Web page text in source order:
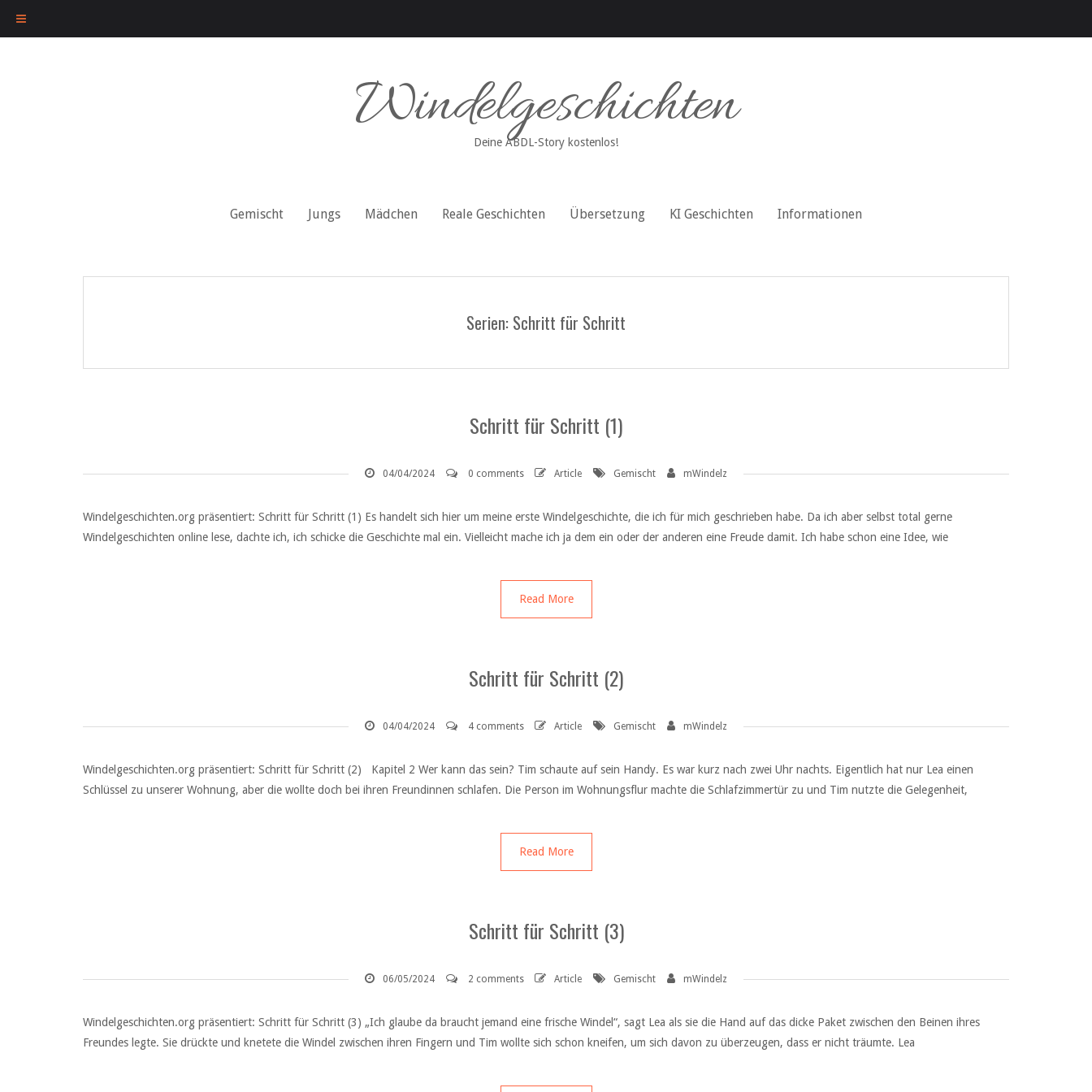
Windelgeschichten
Deine ABDL-Story kostenlos!
Gemischt Jungs Mädchen Reale Geschichten Übersetzung KI Geschichten Informationen
Serien: Schritt für Schritt
Schritt für Schritt (1)
04/04/2024 0 comments Article Gemischt mWindelz
Windelgeschichten.org präsentiert: Schritt für Schritt (1) Es handelt sich hier um meine erste Windelgeschichte, die ich für mich geschrieben habe. Da ich aber selbst total gerne
Windelgeschichten online lese, dachte ich, ich schicke die Geschichte mal ein. Vielleicht mache ich ja dem ein oder der anderen eine Freude damit. Ich habe schon eine Idee, wie
Read More
Schritt für Schritt (2)
04/04/2024 4 comments Article Gemischt mWindelz
Windelgeschichten.org präsentiert: Schritt für Schritt (2) Kapitel 2 Wer kann das sein? Tim schaute auf sein Handy. Es war kurz nach zwei Uhr nachts. Eigentlich hat nur Lea einen
Schlüssel zu unserer Wohnung, aber die wollte doch bei ihren Freundinnen schlafen. Die Person im Wohnungsflur machte die Schlafzimmertür zu und Tim nutzte die Gelegenheit,
Read More
Schritt für Schritt (3)
06/05/2024 2 comments Article Gemischt mWindelz
Windelgeschichten.org präsentiert: Schritt für Schritt (3) „Ich glaube da braucht jemand eine frische Windel“, sagt Lea als sie die Hand auf das dicke Paket zwischen den Beinen ihres
Freundes legte. Sie drückte und knetete die Windel zwischen ihren Fingern und Tim wollte sich schon kneifen, um sich davon zu überzeugen, dass er nicht träumte. Lea